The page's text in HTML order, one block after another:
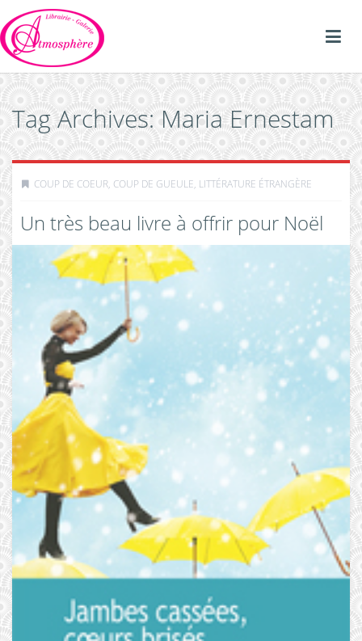
Tag Archives: Maria Ernestam
COUP DE COEUR, COUP DE GUEULE, LITTÉRATURE ÉTRANGÈRE
Un très beau livre à offrir pour Noël